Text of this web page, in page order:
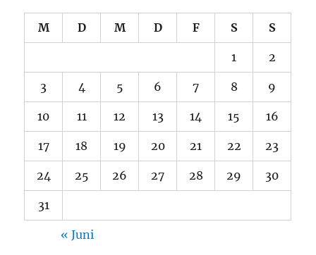
M D M D F S S
1 2
3 4 5 6 7 8 9
10 11 12 13 14 15 16
17 18 19 20 21 22 23
24 25 26 27 28 29 30
31
« Juni